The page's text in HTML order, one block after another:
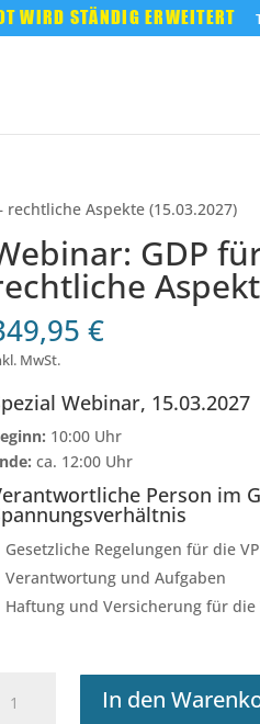
WIRD STÄNDIG ERWEITERT
Aspekte (15.03.2027)
GDP
€
MwSt.
Webinar, 15.03.2027
10:00 Uhr
ca. 12:00 Uhr
Person im
Gesetzliche Regelungen für die
Verantwortung und Aufgaben
Haftung und Versicherung für
GDP
In den